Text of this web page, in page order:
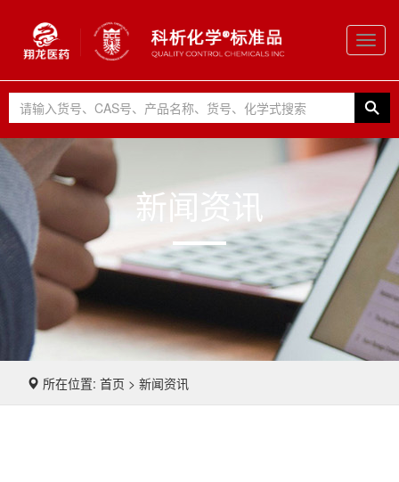
新闻资讯
所在位置: 首页 > 新闻资讯